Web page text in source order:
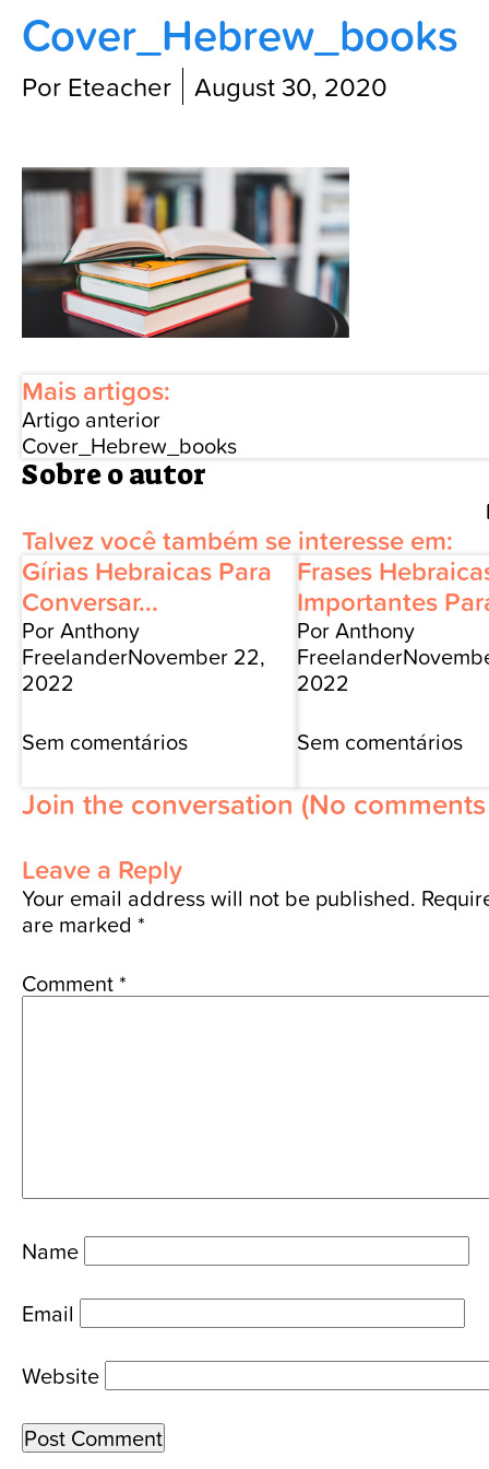
Blog
Cover_Hebrew_books
Por Eteacher August 30, 2020
Mais artigos:
Artigo anterior
Cover_Hebrew_books
Sobre o autor
Talvez você também se interesse em:
Gírias Hebraicas Para
Conversar...
Por Anthony
FreelanderNovember 22,
2022
Sem comentários
Frases
Importantes
Por Anthony
Freelander
2022
Sem comentários
Join the conversation (No
Leave a Reply
Your email address will not be published.
are marked *
Comment *
Name
Email
Website